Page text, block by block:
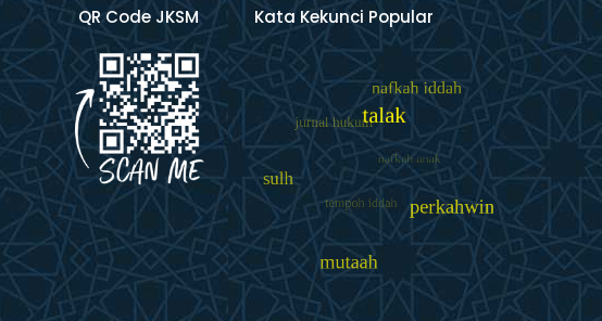
QR Code JKSM Kata Kekunci Popular